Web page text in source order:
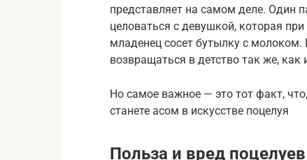
представляет на самом деле. Один
целоваться с девушкой, которая
младенец сосет бутылку с
возвращаться в детство так же,
Но самое важное — это тот факт,
станете асом в искусстве поцелуя
Польза и вред